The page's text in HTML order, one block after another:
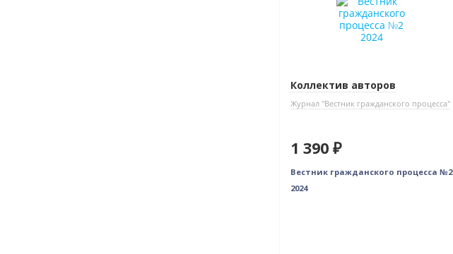
Коллектив авторов
Журнал "Вестник гражданского процесса"
1 390 ₽
Вестник гражданского процесса №2
2024